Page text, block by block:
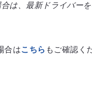
は、最新ドライバー
合はこちら もご確認く